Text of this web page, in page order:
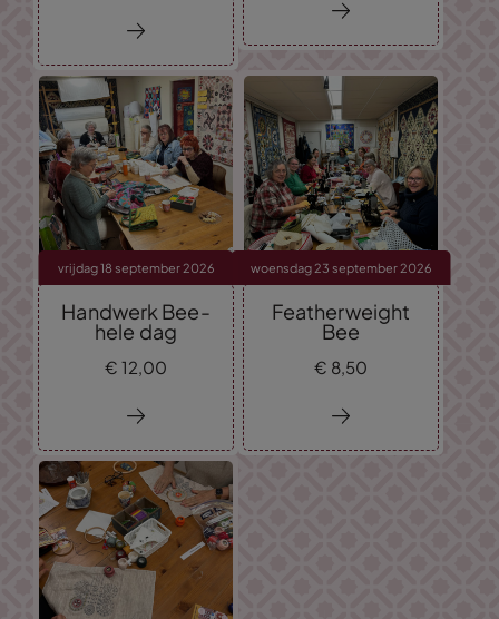
vrijdag 18 september 2026
Handwerk Bee-
hele dag
€ 12,00
woensdag 23 september 2026
Featherweight
Bee
€ 8,50